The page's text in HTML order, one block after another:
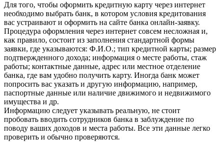
Для того, чтобы оформить кредитную карту через интернет
необходимо выбрать банк, в котором условия кредитования
вас устраивают и оформить на сайте банка онлайн-заявку.
Процедура оформления через интернет совсем несложная и,
как правило, состоит из заполнения стандартной формы
заявки, где указываются: Ф.И.О.; тип кредитной карты; размер
подтвержденного дохода; информация о месте работы, стаж
работы; контактные данные, адрес или местное отделение
банка, где вам удобно получить карту. Иногда банк может
попросить вас указать и другую информацию, например,
паспортные данные или наличие движимого и недвижимого
имущества и др.
Информацию следует указывать реальную, не стоит
пробовать вводить сотрудников банка в заблуждение по
поводу ваших доходов и места работы. Все эти данные легко
проверить и обычно проверяются.